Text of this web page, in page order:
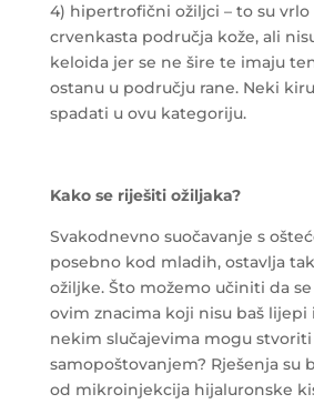
4) hipertrofični ožiljci – to su vrlo
crvenkasta područja kože, ali
keloida jer se ne šire te imaju
ostanu u području rane. Neki
spadati u ovu kategoriju.
Kako se riješiti ožiljaka?
Svakodnevno suočavanje s
posebno kod mladih, ostavlja
ožiljke. Što možemo učiniti da
ovim znacima koji nisu baš lijepi
nekim slučajevima mogu
samopoštovanjem? Rješenja su
od mikroinjekcija hijaluronske